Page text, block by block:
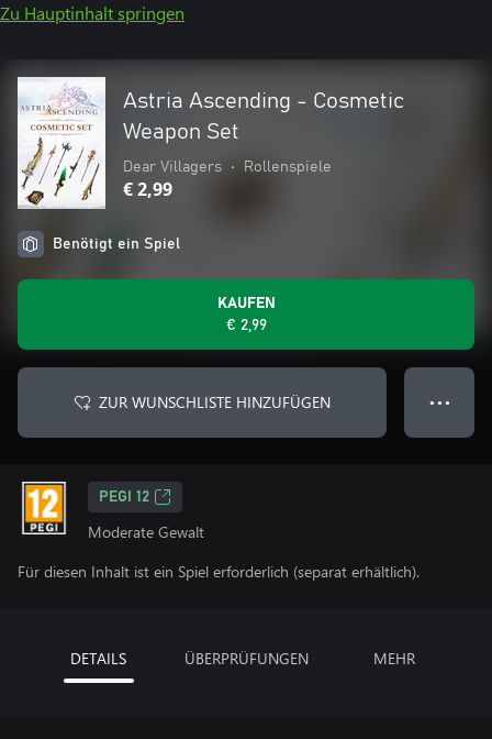
Zu Hauptinhalt springen
Astria Ascending - Cosmetic
Weapon Set
Dear Villagers • Rollenspiele
€ 2,99
Benötigt ein Spiel
KAUFEN
€ 2,99
ZUR WUNSCHLISTE HINZUFÜGEN ● ● ●
PEGI 12
Moderate Gewalt
Für diesen Inhalt ist ein Spiel erforderlich (separat erhältlich).
DETAILS ÜBERPRÜFUNGEN MEHR